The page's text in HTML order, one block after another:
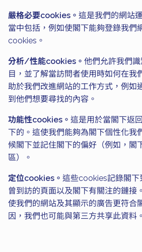
嚴格必要cookies。 這是我們的網站
當中包括，例如使閣下能夠登錄我們
cookies。
分析/性能cookies。 他們允許我們
目，並了解當訪問者使用時如何在我
助於我們改進網站的工作方式，例如
到他們想要尋找的內容。
功能性cookies。 這是用於當閣下返
下的。這使我們能夠為閣下個性化我
候閣下並記住閣下的偏好（例如，閣
區）。
定位cookies。 這些cookies記錄閣下
曾到訪的頁面以及閣下有關注的鏈接
使我們的網站及其顯示的廣告更符合
因，我們也可能與第三方共享此資料。